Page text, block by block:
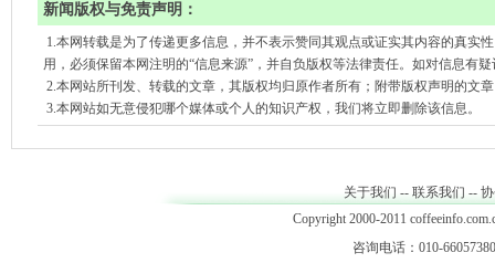
新闻版权与免责声明：
1.本网转载是为了传递更多信息，并不表示赞同其观点或证实其内容的真实
用，必须保留本网注明的“信息来源”，并自负版权等法律责任。如对信息有
2.本网站所刊发、转载的文章，其版权均归原作者所有；附带版权声明的文
3.本网站如无意侵犯哪个媒体或个人的知识产权，我们将立即删除该信息。
关于我们 -- 联系我们 --
Copyright 2000-2011
咨询电话：010-